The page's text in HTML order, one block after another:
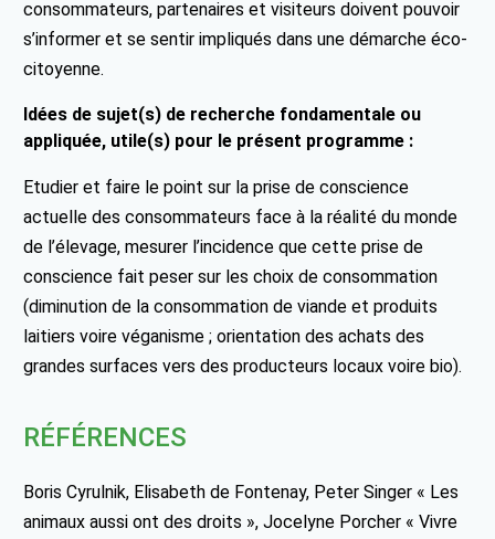
consommateurs, partenaires et visiteurs doivent pouvoir
s’informer et se sentir impliqués dans une démarche éco-
citoyenne.
Idées de sujet(s) de recherche fondamentale ou
appliquée, utile(s) pour le présent programme :
Etudier et faire le point sur la prise de conscience
actuelle des consommateurs face à la réalité du monde
de l’élevage, mesurer l’incidence que cette prise de
conscience fait peser sur les choix de consommation
(diminution de la consommation de viande et produits
laitiers voire véganisme ; orientation des achats des
grandes surfaces vers des producteurs locaux voire bio).
RÉFÉRENCES
Boris Cyrulnik, Elisabeth de Fontenay, Peter Singer « Les
animaux aussi ont des droits », Jocelyne Porcher « Vivre